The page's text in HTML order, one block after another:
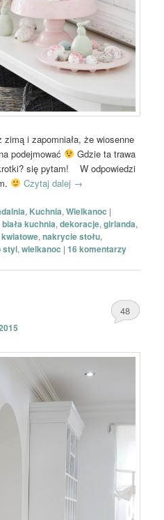
i zapomniała, że wiosenne
podejmować
Gdzie ta trawa
się pytam! W odpowiedzi
Czytaj dalej →
, Kuchnia,Wielkanoc |
biała kuchnia,dekoracje,girlanda,
,nakrycie stołu,
styl,wielkanoc |16komentarzy
48